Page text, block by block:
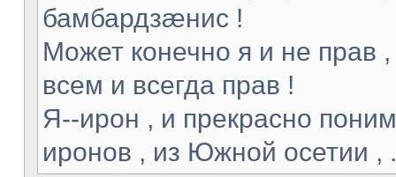
бамбардзæнис !
Может конечно я и не прав
всем и всегда прав !
Я--ирон , и прекрасно
иронов , из Южной осетии ,